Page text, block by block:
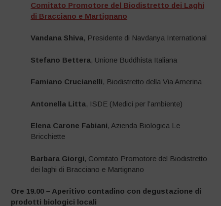
Comitato Promotore del Biodistretto dei Laghi
di Bracciano e Martignano
Vandana Shiva, Presidente di Navdanya International
Stefano Bettera, Unione Buddhista Italiana
Famiano Crucianelli, Biodistretto della Via Amerina
Antonella Litta, ISDE (Medici per l’ambiente)
Elena Carone Fabiani, Azienda Biologica Le
Bricchiette
Barbara Giorgi, Comitato Promotore del Biodistretto
dei laghi di Bracciano e Martignano
Ore 19.00 – Aperitivo contadino con degustazione di
prodotti biologici locali